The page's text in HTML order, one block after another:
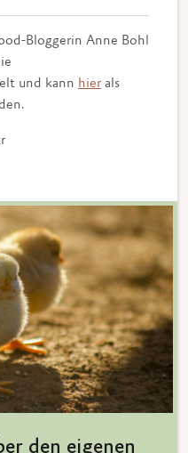
Bloggerin Anne Bohl
und kann hier als
den eigenen